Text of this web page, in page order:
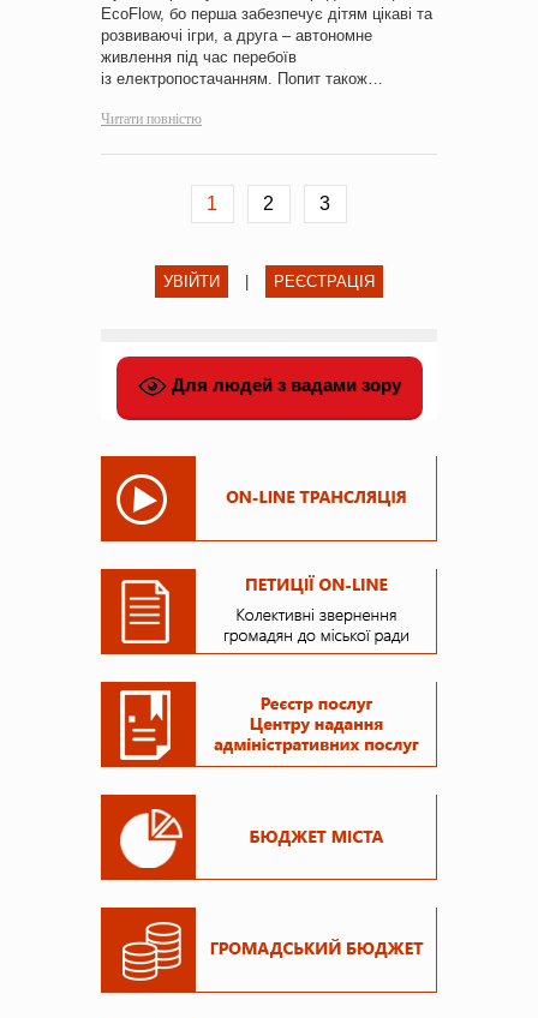
EcoFlow, бо перша забезпечує дітям цікаві та
розвиваючі ігри, а друга – автономне
живлення під час перебоїв
із електропостачанням. Попит також…
Читати повністю
1 2 3
УВІЙТИ РЕЄСТРАЦІЯ
Для людей з вадами зору